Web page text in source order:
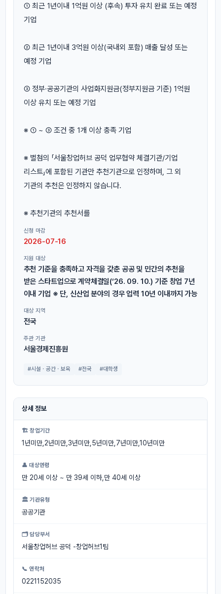
① 최근 1년이내 1억원 이상 (후속) 투자 유치 완료 또는 예정
기업
② 최근 1년이내 3억원 이상(국내외 포함) 매출 달성 또는
예정 기업
③ 정부·공공기관의 사업화지원금(정부지원금 기준) 1억원
이상 유치 또는 예정 기업
※ ① ~ ③ 조건 중 1개 이상 충족 기업
※ 별첨의 「서울창업허브 공덕 업무협약 체결기관/기업
리스트」에 포함된 기관만 추천기관으로 인정하며, 그 외
기관의 추천은 인정하지 않습니다.
※ 추천기관의 추천서를
신청 마감
2026-07-16
지원 대상
추천 기준을 충족하고 자격을 갖춘 공공 및 민간의 추천을
받은 스타트업으로 계약체결일(‘26. 09. 10.) 기준 창업 7년
이내 기업 ※ 단, 신산업 분야의 경우 업력 10년 이내까지 가능
대상 지역
전국
주관 기관
서울경제진흥원
#시설ㆍ공간ㆍ보육 #전국 #대학생
상세 정보
🏗 창업기간
1년미만,2년미만,3년미만,5년미만,7년미만,10년미만
👤 대상연령
만 20세 이상 ~ 만 39세 이하,만 40세 이상
🏛 기관유형
공공기관
🗂 담당부서
서울창업허브 공덕 -창업허브1팀
📞 연락처
0221152035